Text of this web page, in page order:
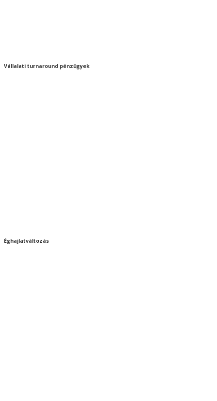
Vállalati turnaround pénzügyek
Éghajlatváltozás